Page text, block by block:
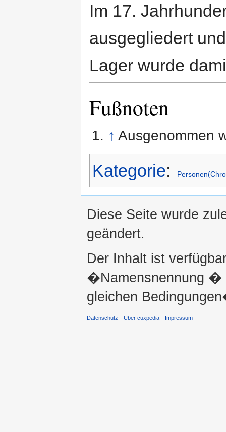
Im 17.
ausgegliedert
Lager wurde
Fußnoten
↑ Ausgenommen
Kategorie:
Diese Seite wurde
geändert.
Der Inhalt ist
�Namensnennung �
gleichen
Datenschutz Über cuxpedia Impressum